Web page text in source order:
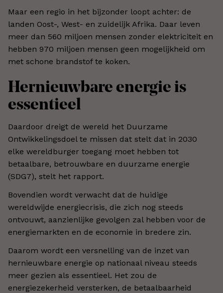
Maar een regio in het bijzonder loopt achter: de
landen Oost-, West- en zuidelijk Afrika. Daar leven
meer dan 560 miljoen mensen zonder elektriciteit en
hebben 970 miljoen mensen geen mogelijkheid om
met schone brandstof te koken.
Hernieuwbare energie is
essentieel
Daardoor dreigt de wereld het Duurzame
Ontwikkelingsdoel te missen dat stelt dat in 2030
elke wereldburger toegang moet hebben tot
betaalbare, betrouwbare en duurzame energie
(SDG7), stelt het rapport.
Bovendien wordt verwacht dat de huidige
wereldwijde energiecrisis, die zich nog steeds
ontvouwt, aanzienlijke gevolgen zal hebben voor de
energiemarkten en de economie in bredere zin.
Daarom wordt een versnelling van de inzet van
hernieuwbare energie op nationaal niveau steeds
meer gezien als essentieel. Het zou de
energiezekerheid versterken, de betaalbaarheid